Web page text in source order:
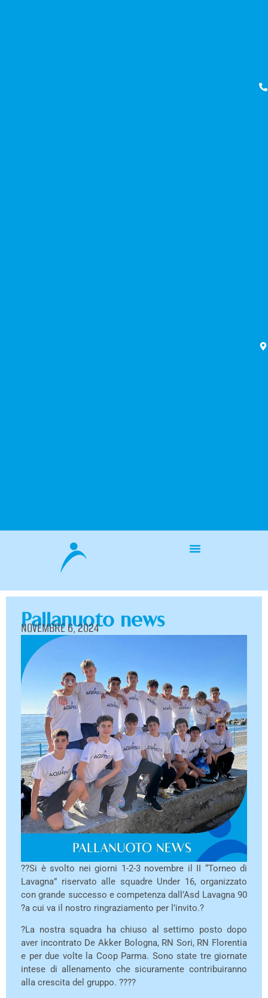
Pallanuoto news
NOVEMBRE 6, 2024
??Si è svolto nei giorni 1-2-3 novembre il II “Torneo di
Lavagna” riservato alle squadre Under 16, organizzato
con grande successo e competenza dall’Asd Lavagna 90
?a cui va il nostro ringraziamento per l’invito.?
?La nostra squadra ha chiuso al settimo posto dopo
aver incontrato De Akker Bologna, RN Sori, RN Florentia
e per due volte la Coop Parma. Sono state tre giornate
intese di allenamento che sicuramente contribuiranno
alla crescita del gruppo. ????